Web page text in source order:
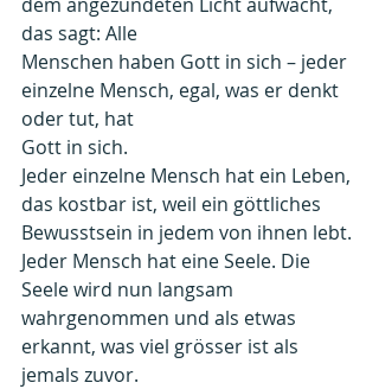
das sagt: Alle
Menschen haben Gott in sich – jeder
einzelne Mensch, egal, was er denkt
oder tut, hat
Gott in sich.
Jeder einzelne Mensch hat ein Leben,
das kostbar ist, weil ein göttliches
Bewusstsein in jedem von ihnen lebt.
Jeder Mensch hat eine Seele. Die
Seele wird nun langsam
wahrgenommen und als etwas
erkannt, was viel grösser ist als
jemals zuvor.